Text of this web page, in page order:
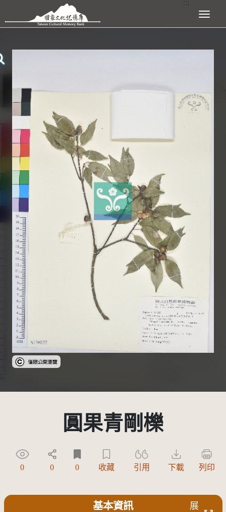
跳到主要內容區塊 展開選單
受著作權法保護-僅限於本平台有限度公開瀏覽
圓果青剛櫟
0 0 0 收藏 引用 下載 列印
基本資訊
展